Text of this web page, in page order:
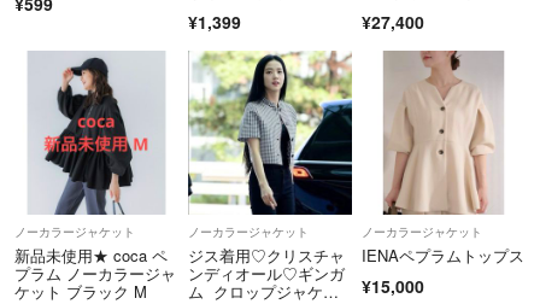
¥1,399 マル
¥27,400
ノーカラージャケット
新品未使用★ coca ペ
プラム ノーカラージャ
ケット ブラック M
ノーカラージャケット
ジス着用♡クリスチャ
ンディオール♡ギンガ
ム クロップジャケッ
ノーカラージャケット
IENAペプラムトップス
¥15,000